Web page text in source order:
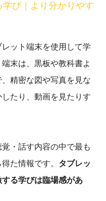
び｜より分かりやす
ット端末を使用して学
末は、黒板や教科書よ
精密な図や写真を見な
たり、動画を見たりす
・話す内容の中で最も
た情報です。 タブレッ
する学びは臨場感があ